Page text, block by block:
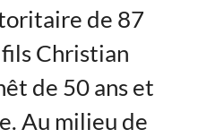
de 87
Christian
de 50 ans et
Au milieu de